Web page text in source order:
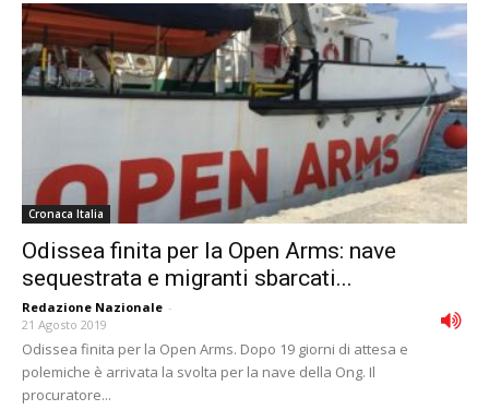
Cronaca Italia
Odissea finita per la Open Arms: nave
sequestrata e migranti sbarcati...
Redazione Nazionale -
21 Agosto 2019
Odissea finita per la Open Arms. Dopo 19 giorni di attesa e
polemiche è arrivata la svolta per la nave della Ong. Il
procuratore...